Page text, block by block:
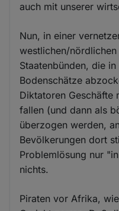
auch mit unserer
Nun, in einer
westlichen/nördlichen
Staatenbünden, die
Bodenschätze
Diktatoren Geschäfte
fallen (und dann als
überzogen werden,
Bevölkerungen dort
Problemlösung nur
nichts.
Piraten vor Afrika,